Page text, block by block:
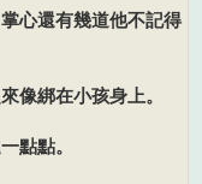
心還有幾道他不記得
綁在小孩身上。
點點。